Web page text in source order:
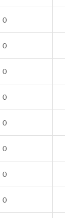
0
0
0
0
0
0
0
0